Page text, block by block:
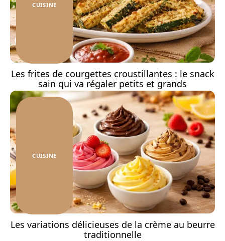
CUISINE
Les frites de courgettes croustillantes : le snack
sain qui va régaler petits et grands
CUISINE
Les variations délicieuses de la crème au beurre
traditionnelle